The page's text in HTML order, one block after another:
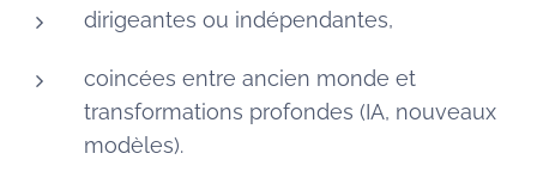
dirigeantes ou indépendantes,
coincées entre ancien monde et
transformations profondes (IA, nouveaux
modèles).